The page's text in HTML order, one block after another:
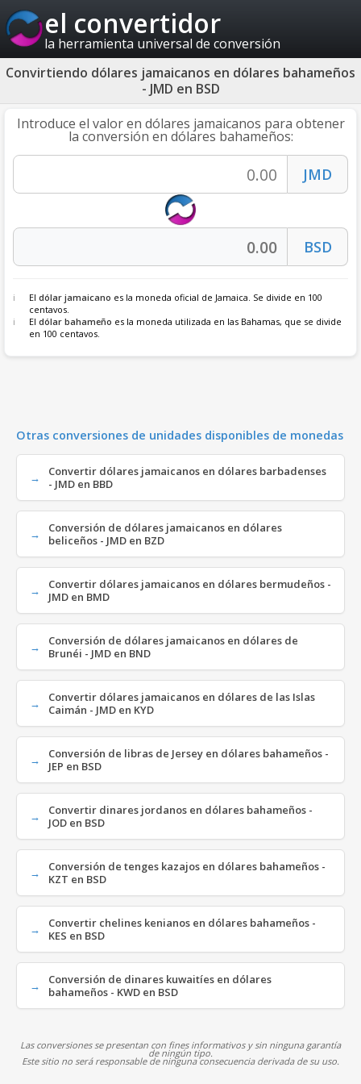
el convertidor
la herramienta universal de conversión
Convirtiendo dólares jamaicanos en dólares bahameños
- JMD en BSD
Introduce el valor en dólares jamaicanos para obtener
la conversión en dólares bahameños:
El dólar jamaicano es la moneda oficial de Jamaica. Se divide en 100
centavos.
El dólar bahameño es la moneda utilizada en las Bahamas, que se divide
en 100 centavos.
Otras conversiones de unidades disponibles de monedas
Convertir dólares jamaicanos en dólares barbadenses
- JMD en BBD
Conversión de dólares jamaicanos en dólares
beliceños - JMD en BZD
Convertir dólares jamaicanos en dólares bermudeños -
JMD en BMD
Conversión de dólares jamaicanos en dólares de
Brunéi - JMD en BND
Convertir dólares jamaicanos en dólares de las Islas
Caimán - JMD en KYD
Conversión de libras de Jersey en dólares bahameños -
JEP en BSD
Convertir dinares jordanos en dólares bahameños -
JOD en BSD
Conversión de tenges kazajos en dólares bahameños -
KZT en BSD
Convertir chelines kenianos en dólares bahameños -
KES en BSD
Conversión de dinares kuwaitíes en dólares
bahameños - KWD en BSD
Las conversiones se presentan con fines informativos y sin ninguna garantía
de ningún tipo.
Este sitio no será responsable de ninguna consecuencia derivada de su uso.